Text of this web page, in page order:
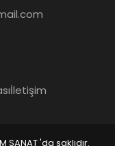
İletişim
SANAT 'da saklıdır.